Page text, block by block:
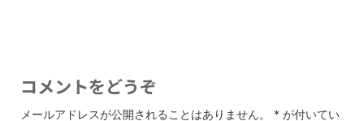
コメントをどうぞ
メールアドレスが公開されることはありません。 * が付いてい